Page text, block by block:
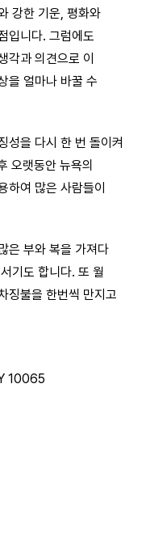
강한 기운, 평화와
입니다. 그럼에도
각과 의견으로 이
을 얼마나 바꿀 수
성을 다시 한 번 돌이켜
오랫동안 뉴욕의
하여 많은 사람들이
은 부와 복을 가져다
기도 합니다. 또 월
징불을 한번씩 만지고
10065